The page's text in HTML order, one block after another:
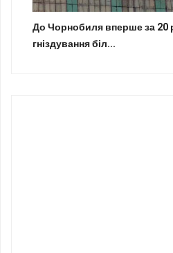
До Чорнобиля вперше за 20
гніздування біл...